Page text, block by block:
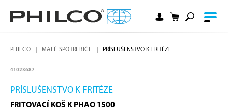
PHILCO MALÉ SPOTREBIČE PRÍSLUŠENSTVO K FRITÉZE
41023687
PRÍSLUŠENSTVO K FRITÉZE
FRITOVACÍ KOŠ K PHAO 1500